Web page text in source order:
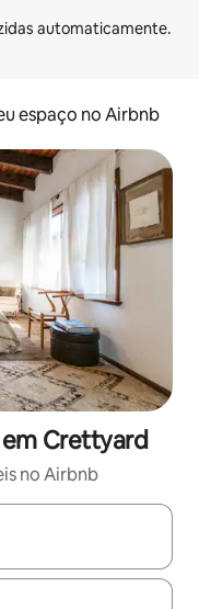
espaço no Airbnb
Crettyard
no Airbnb
explore-os